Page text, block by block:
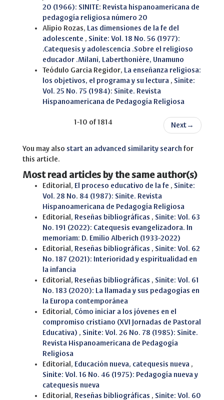
20 (1966): SINITE: Revista hispanoamericana de
pedagogía religiosa número 20
Alipio Rozas, Las dimensiones de la fe del
adolescente , Sinite: Vol. 18 No. 56 (1977):
.Catequesis y adolescencia .Sobre el religioso
educador .Milani, Laberthonière, Unamuno
Teódulo Garcia Regidor, La enseñanza religiosa:
los objetivos, el programa y su lectura , Sinite:
Vol. 25 No. 75 (1984): Sinite. Revista
Hispanoamericana de Pedagogía Religiosa
1-10 of 1814 Next →
You may also start an advanced similarity search for
this article.
Most read articles by the same author(s)
Editorial, El proceso educativo de la fe , Sinite:
Vol. 28 No. 84 (1987): Sinite. Revista
Hispanoamericana de Pedagogía Religiosa
Editorial, Reseñas bibliográficas , Sinite: Vol. 63
No. 191 (2022): Catequesis evangelizadora. In
memoriam: D. Emilio Alberich (1933-2022)
Editorial, Reseñas bibliográficas , Sinite: Vol. 62
No. 187 (2021): Interioridad y espiritualidad en
la infancia
Editorial, Reseñas bibliográficas , Sinite: Vol. 61
No. 183 (2020): La llamada y sus pedagogías en
la Europa contemporánea
Editorial, Cómo iniciar a los jóvenes en el
compromiso cristiano (XVI Jornadas de Pastoral
Educativa) , Sinite: Vol. 26 No. 78 (1985): Sinite.
Revista Hispanoamericana de Pedagogía
Religiosa
Editorial, Educación nueva, catequesis nueva ,
Sinite: Vol. 16 No. 46 (1975): Pedagogía nueva y
catequesis nueva
Editorial, Reseñas bibliográficas , Sinite: Vol. 60